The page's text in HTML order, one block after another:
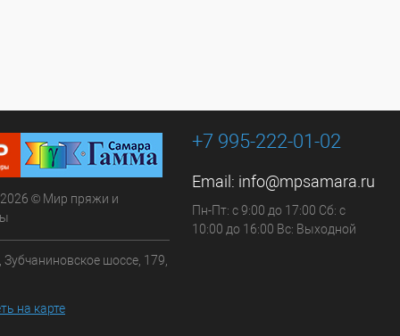
© Мир пряжи и
Зубчаниновское шоссе, 179,
на карте
+7 995-222-01-02
Email: info@mpsamara.ru
Пн-Пт: с 9:00 до 17:00 Сб: с
10:00 до 16:00 Вс: Выходной